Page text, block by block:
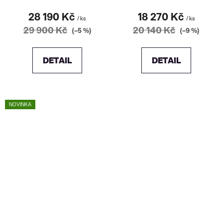
28 190 Kč / ks
29 900 Kč (–5 %)
DETAIL
18 270 Kč / ks
20 140 Kč (–9 %)
DETAIL
NOVINKA